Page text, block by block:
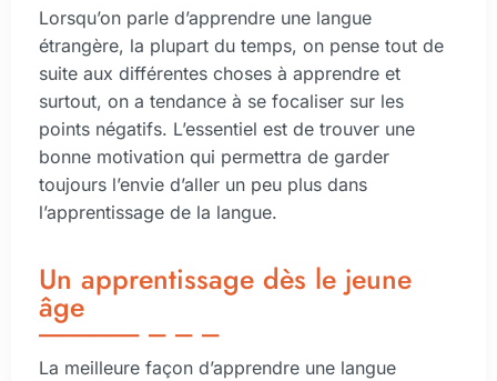
Lorsqu’on parle d’apprendre une langue
étrangère, la plupart du temps, on pense tout de
suite aux différentes choses à apprendre et
surtout, on a tendance à se focaliser sur les
points négatifs. L’essentiel est de trouver une
bonne motivation qui permettra de garder
toujours l’envie d’aller un peu plus dans
l’apprentissage de la langue.
Un apprentissage dès le jeune
âge
La meilleure façon d’apprendre une langue